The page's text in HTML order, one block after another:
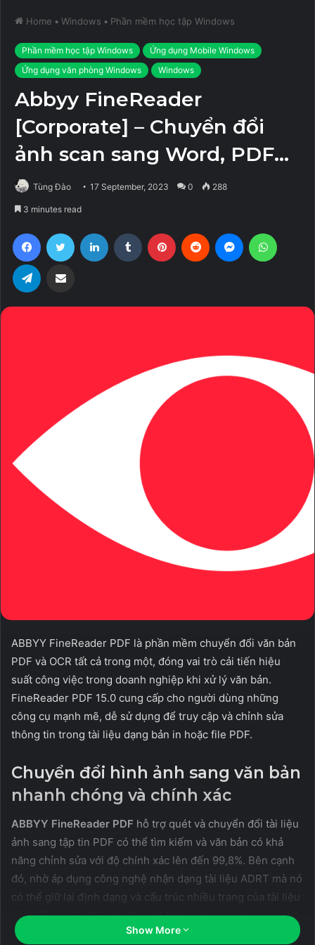
Home • Windows • Phần mềm học tập Windows
Phần mềm học tập Windows
Ứng dụng Mobile Windows
Ứng dụng văn phòng Windows
Windows
Abbyy FineReader
[Corporate] – Chuyển đổi
ảnh scan sang Word, PDF…
Tùng Đào 17 September, 2023 0 288
3 minutes read
FacebookTwitter LinkedIn Tumblr Pinterest Reddit Messenger
Telegram Share via Email
ABBYY FineReader PDF là phần mềm chuyển đổi văn bản
PDF và OCR tất cả trong một, đóng vai trò cải tiến hiệu
suất công việc trong doanh nghiệp khi xử lý văn bản.
FineReader PDF 15.0 cung cấp cho người dùng những
công cụ mạnh mẽ, dễ sử dụng để truy cập và chỉnh sửa
thông tin trong tài liệu dạng bản in hoặc file PDF.
Chuyển đổi hình ảnh sang văn bản
nhanh chóng và chính xác
ABBYY FineReader PDF hỗ trợ quét và chuyển đổi tài liệu
ảnh sang tập tin PDF có thể tìm kiếm và văn bản có khả
năng chỉnh sửa với độ chính xác lên đến 99,8%. Bên cạnh
đó, nhờ áp dụng công nghệ nhận dạng tài liệu ADRT mà nó
có thể giữ lại định dạng và cấu trúc nhiều trang của tài liệu
gốc. Kết quả, tiết kiệm đáng kể thời gian quý giá của người
dùng bằng cách giảm thiểu nhu cầu phải tự chỉnh sửa tập
Show More